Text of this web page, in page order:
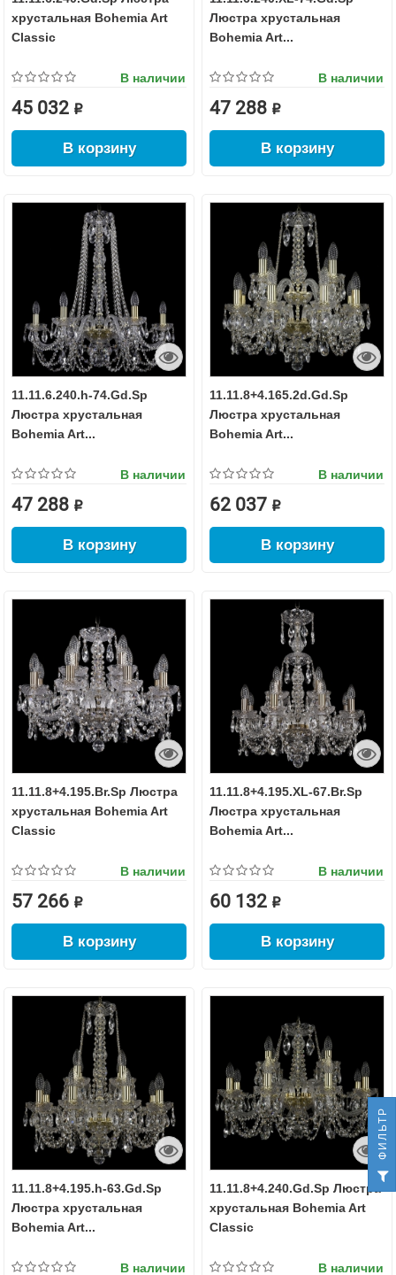
хрустальная Bohemia Art
Classic
В наличии
45 032 ₽
В корзину
Люстра хрустальная
Bohemia Art...
В наличии
47 288 ₽
В корзину
11.11.6.240.h-74.Gd.Sp
Люстра хрустальная
Bohemia Art...
В наличии
47 288 ₽
В корзину
11.11.8+4.165.2d.Gd.Sp
Люстра хрустальная
Bohemia Art...
В наличии
62 037 ₽
В корзину
11.11.8+4.195.Br.Sp Люстра
хрустальная Bohemia Art
Classic
В наличии
57 266 ₽
В корзину
11.11.8+4.195.XL-67.Br.Sp
Люстра хрустальная
Bohemia Art...
В наличии
60 132 ₽
В корзину
11.11.8+4.195.h-63.Gd.Sp
Люстра хрустальная
Bohemia Art...
В наличии
11.11.8+4.240.Gd.Sp Люстра
хрустальная Bohemia Art
Classic
В наличии
ФИЛЬТР